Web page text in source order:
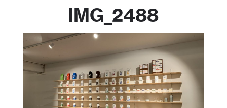
IMG_2488
360 GRAD TOUR
NEWSLETTER
ÜBER UNS
KONTAKT